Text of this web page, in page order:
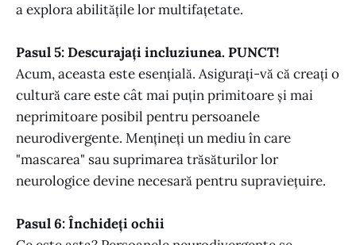
a explora abilitățile lor multifațetate.
Pasul 5: Descurajați incluziunea. PUNCT!
Acum, aceasta este esențială. Asigurați-vă că creați o
cultură care este cât mai puțin primitoare și mai
neprimitoare posibil pentru persoanele
neurodivergente. Mențineți un mediu în care
"mascarea" sau suprimarea trăsăturilor lor
neurologice devine necesară pentru supraviețuire.
Pasul 6: Închideți ochii